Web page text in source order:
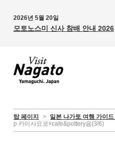
2026년 5월 20일
모토노스미 신사 참배 안내 2026
탑 페이지 > 일본 나가토 여행 가이드
p 카이사요코×cafe&pottery음(3/6)